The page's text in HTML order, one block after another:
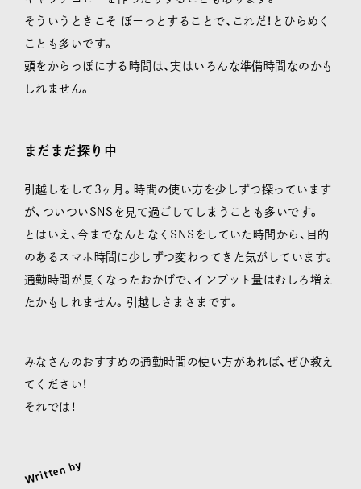
そういうときこそ ぼーっとすることで、これだ！とひらめく
ことも多いです。
頭をからっぽにする時間は、実はいろんな準備時間なのかも
しれません。
まだまだ探り中
引越しをして3ヶ月。時間の使い方を少しずつ探っています
が、ついついSNSを見て過ごしてしまうことも多いです。
とはいえ、今までなんとなくSNSをしていた時間から、目的
のあるスマホ時間に少しずつ変わってきた気がしています。
通勤時間が長くなったおかげで、インプット量はむしろ増え
たかもしれません。引越しさまさまです。
みなさんのおすすめの通勤時間の使い方があれば、ぜひ教え
てください！
それでは！
Written by